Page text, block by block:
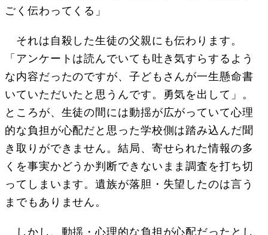
ごく伝わってくる」
それは自殺した生徒の父親にも伝わります。
「アンケートは読んでいても吐き気すらするよう
な内容だったのですが、子どもさんが一生懸命書
いていただいたと思うんです。勇気を出して」。
ところが、生徒の間には動揺が広がっていて心理
的な負担が心配だと思った学校側は踏み込んだ聞
き取りができません。結局、寄せられた情報の多
くを事実かどうか判断できないまま調査を打ち切
ってしまいます。遺族が落胆・失望したのは言う
までもありません。
しかし、動揺・心理的な負担が心配だったとし